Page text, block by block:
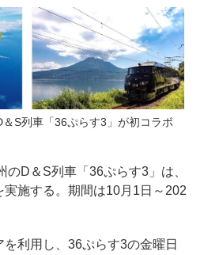
S列車「36ぷらす3」が初コラボ
D＆S列車「36ぷらす3」は、
施する。期間は10月1日～202
利用し、36ぷらす3の金曜日